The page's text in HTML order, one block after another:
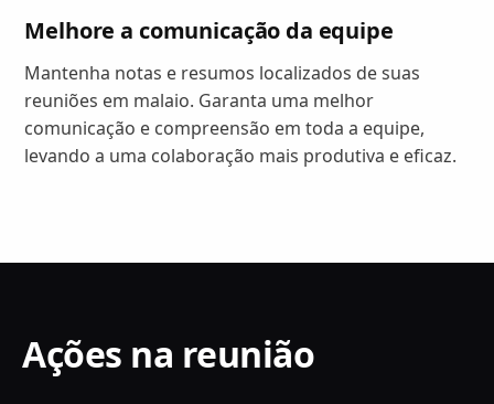
Melhore a comunicação da equipe
Mantenha notas e resumos localizados de suas
reuniões em malaio. Garanta uma melhor
comunicação e compreensão em toda a equipe,
levando a uma colaboração mais produtiva e eficaz.
Ações na reunião